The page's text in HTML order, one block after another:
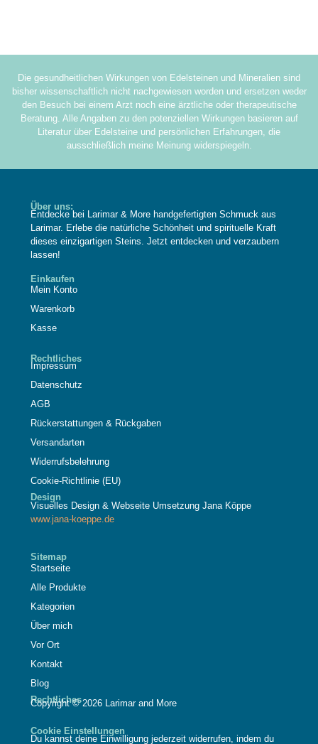
Die gesundheitlichen Wirkungen von Edelsteinen und Mineralien sind
bisher wissenschaftlich nicht nachgewiesen worden und ersetzen weder
den Besuch bei einem Arzt noch eine ärztliche oder therapeutische
Beratung. Alle Angaben zu den potenziellen Wirkungen basieren auf
Literatur über Edelsteine und persönlichen Erfahrungen, die
ausschließlich meine Meinung widerspiegeln.
Über uns:
Entdecke bei Larimar & More handgefertigten Schmuck aus
Larimar. Erlebe die natürliche Schönheit und spirituelle Kraft
dieses einzigartigen Steins. Jetzt entdecken und verzaubern
lassen!
Einkaufen
Mein Konto
Warenkorb
Kasse
Rechtliches
Impressum
Datenschutz
AGB
Rückerstattungen & Rückgaben
Versandarten
Widerrufsbelehrung
Cookie-Richtlinie (EU)
Design
Visuelles Design & Webseite Umsetzung Jana Köppe
www.jana-koeppe.de
Sitemap
Startseite
Alle Produkte
Kategorien
Über mich
Vor Ort
Kontakt
Blog
Rechtliches
Copyright © 2026 Larimar and More
Cookie Einstellungen
Du kannst deine Einwilligung jederzeit widerrufen, indem du